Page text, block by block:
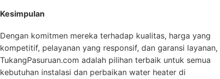
Kesimpulan
Dengan komitmen mereka terhadap kualitas, harga yang
kompetitif, pelayanan yang responsif, dan garansi layanan,
TukangPasuruan.com adalah pilihan terbaik untuk semua
kebutuhan instalasi dan perbaikan water heater di